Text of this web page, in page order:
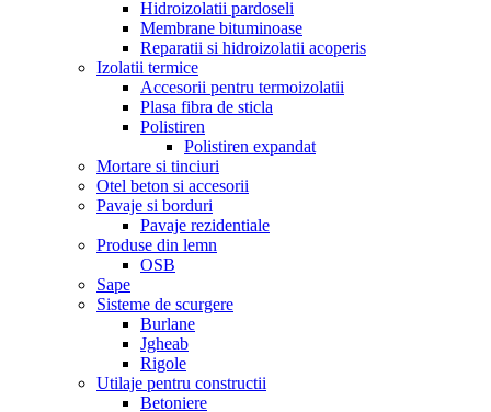
Hidroizolatii pardoseli
Membrane bituminoase
Reparatii si hidroizolatii acoperis
Izolatii termice
Accesorii pentru termoizolatii
Plasa fibra de sticla
Polistiren
Polistiren expandat
Mortare si tinciuri
Otel beton si accesorii
Pavaje si borduri
Pavaje rezidentiale
Produse din lemn
OSB
Sape
Sisteme de scurgere
Burlane
Jgheab
Rigole
Utilaje pentru constructii
Betoniere